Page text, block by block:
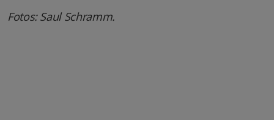
Fotos: Saul Schramm.